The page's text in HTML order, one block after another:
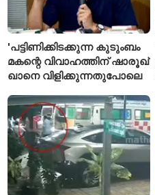
'പട്ടിണിക്കിടക്കുന്ന കുടുംബം
മകന്റെ വിവാഹത്തിന് ഷാരൂഖ്
ഖാനെ വിളിക്കുന്നതുപോലെ